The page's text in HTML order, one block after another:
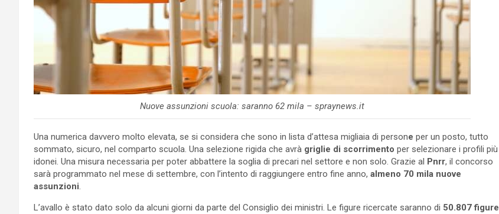
Nuove assunzioni scuola: saranno 62 mila – spraynews.it
Una numerica davvero molto elevata, se si considera che sono in lista d’attesa migliaia di persone per un posto, tutto
sommato, sicuro, nel comparto scuola. Una selezione rigida che avrà griglie di scorrimento per selezionare i profili più
idonei. Una misura necessaria per poter abbattere la soglia di precari nel settore e non solo. Grazie al Pnrr, il concorso
sarà programmato nel mese di settembre, con l’intento di raggiungere entro fine anno, almeno 70 mila nuove
assunzioni.
L’avallo è stato dato solo da alcuni giorni da parte del Consiglio dei ministri. Le figure ricercate saranno di 50.807 figure